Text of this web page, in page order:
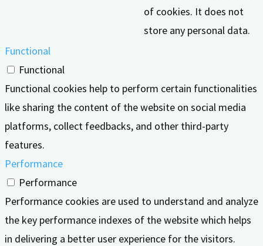
of cookies. It does not
store any personal data.
Functional
Functional
Functional cookies help to perform certain functionalities
like sharing the content of the website on social media
platforms, collect feedbacks, and other third-party
features.
Performance
Performance
Performance cookies are used to understand and analyze
the key performance indexes of the website which helps
in delivering a better user experience for the visitors.